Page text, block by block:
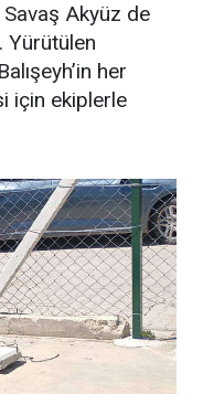
Savaş Akyüz de
Yürütülen
her
için ekiplerle